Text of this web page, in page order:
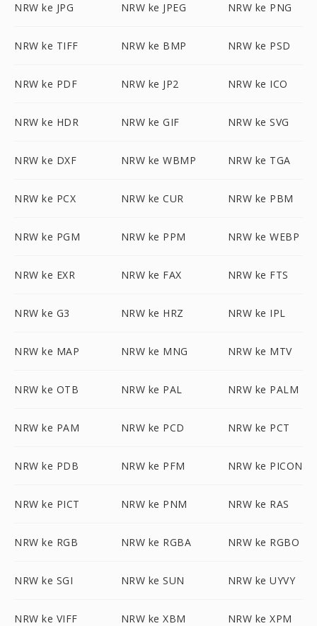
NRW ke JPG NRW ke JPEG NRW ke PNG
NRW ke TIFF NRW ke BMP NRW ke PSD
NRW ke PDF NRW ke JP2 NRW ke ICO
NRW ke HDR NRW ke GIF NRW ke SVG
NRW ke DXF NRW ke WBMP NRW ke TGA
NRW ke PCX NRW ke CUR NRW ke PBM
NRW ke PGM NRW ke PPM NRW ke WEBP
NRW ke EXR NRW ke FAX NRW ke FTS
NRW ke G3 NRW ke HRZ NRW ke IPL
NRW ke MAP NRW ke MNG NRW ke MTV
NRW ke OTB NRW ke PAL NRW ke PALM
NRW ke PAM NRW ke PCD NRW ke PCT
NRW ke PDB NRW ke PFM NRW ke PICON
NRW ke PICT NRW ke PNM NRW ke RAS
NRW ke RGB NRW ke RGBA NRW ke RGBO
NRW ke SGI NRW ke SUN NRW ke UYVY
NRW ke VIFF NRW ke XBM NRW ke XPM